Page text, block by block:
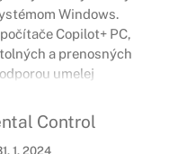
Windows.
Copilot+ PC,
a prenosných
umelej
Control
1. 2024